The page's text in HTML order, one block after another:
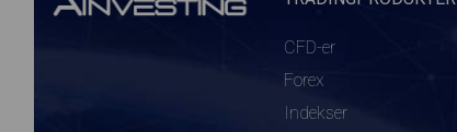
CFD-er
Forex
Indekser